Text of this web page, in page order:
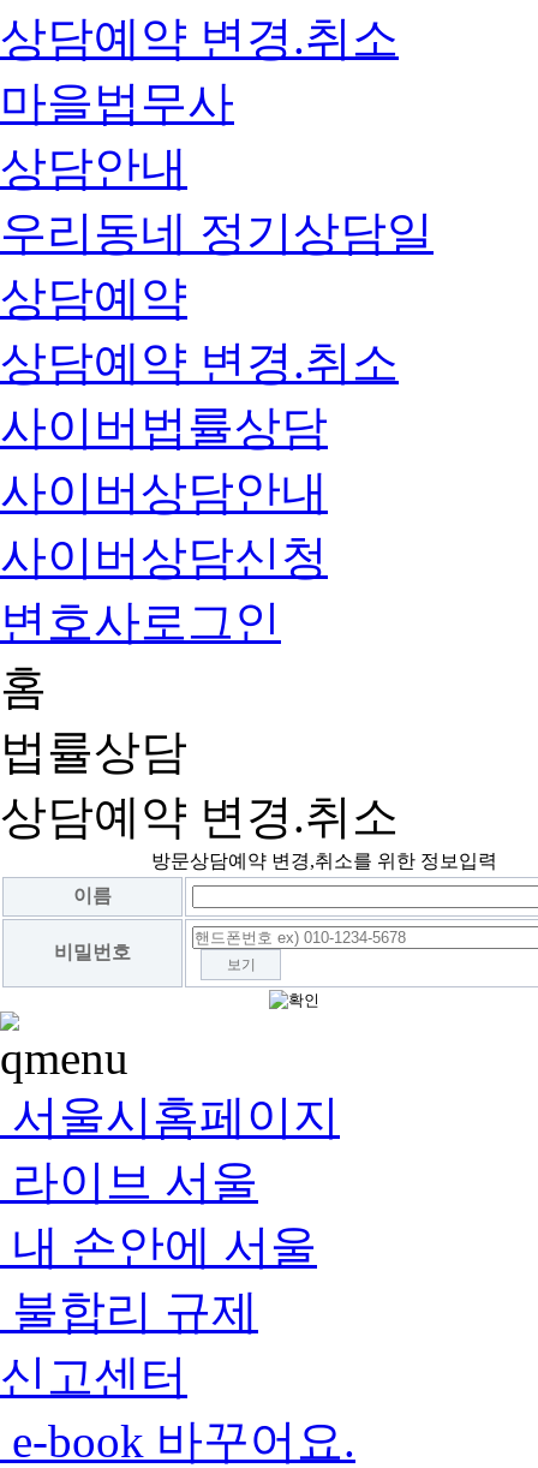
상담예약 변경.취소
마을법무사
상담안내
우리동네 정기상담일
상담예약
상담예약 변경.취소
사이버법률상담
사이버상담안내
사이버상담신청
변호사로그인
홈
법률상담
상담예약 변경.취소
방문상담예약 변경,취소를 위한 정보입력
이름
비밀번호
보기
서울시홈페이지
라이브 서울
내 손안에 서울
불합리 규제
신고센터
e-book 바꾸어요.